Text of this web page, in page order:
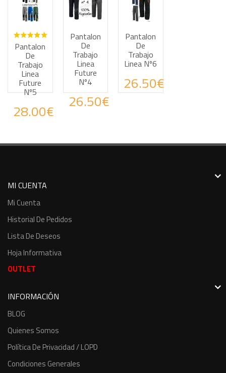
Pantalon
De
Trabajo
Linea
Future
Nº5
28.00€
Haz tus consultas por WhatsApp
Pantalon
De
Trabajo
Linea
Future
Nº4
26.50€
Haz tus consultas por WhatsApp
Pantalon
De
Trabajo
Linea Nº6
26.50€
Haz tus consultas por
MI CUENTA
Mi Cuenta
Historial De Pedidos
Lista De Deseos
Hoja Informativa
OUTLET
INFORMACIÓN
BLOG
Quienes Somos
Política De Privacidad / LOPD
Condiciones Generales